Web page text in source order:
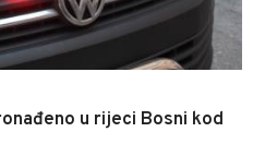
u rijeci Bosni kod